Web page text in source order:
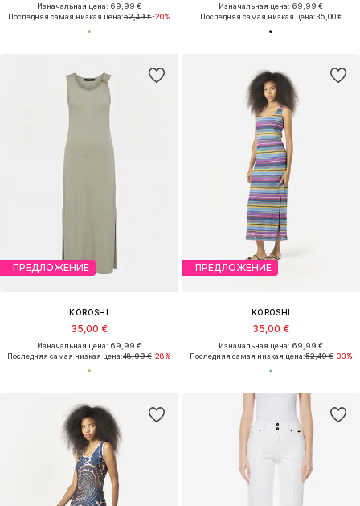
Изначальная цена: 69,99 €
Последняя самая низкая цена:52,49 €-20%
Изначальная цена: 69,99 €
Последняя самая низкая цена:35,00 €
ПРЕДЛОЖЕНИЕ
KOROSHI
35,00 €
Изначальная цена: 69,99 €
Последняя самая низкая цена:48,99 €-28%
ПРЕДЛОЖЕНИЕ
KOROSHI
35,00 €
Изначальная цена: 69,99 €
Последняя самая низкая цена:52,49 €-33%